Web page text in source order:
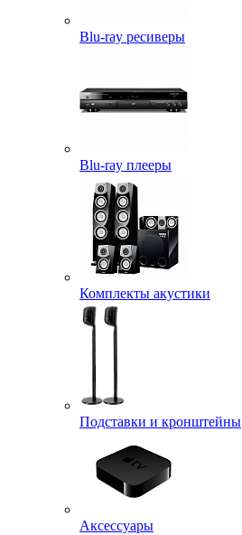
Blu-ray ресиверы
Blu-ray плееры
Комплекты акустики
Подставки и кронштейны
Аксессуары